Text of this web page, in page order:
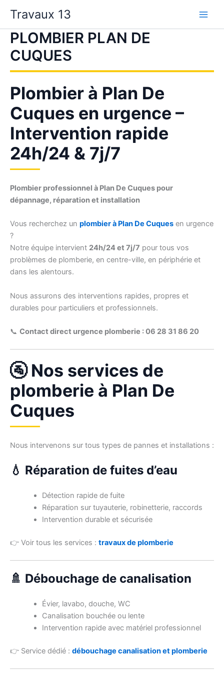
contenu
Travaux 13
PLOMBIER PLAN DE
CUQUES
Plombier à Plan De
Cuques en urgence –
Intervention rapide
24h/24 & 7j/7
Plombier professionnel à Plan De Cuques pour
dépannage, réparation et installation
Vous recherchez un plombier à Plan De Cuques en urgence
?
Notre équipe intervient 24h/24 et 7j/7 pour tous vos
problèmes de plomberie, en centre-ville, en périphérie et
dans les alentours.
Nous assurons des interventions rapides, propres et
durables pour particuliers et professionnels.
📞 Contact direct urgence plomberie : 06 28 31 86 20
🚰 Nos services de
plomberie à Plan De
Cuques
Nous intervenons sur tous types de pannes et installations :
💧 Réparation de fuites d’eau
Détection rapide de fuite
Réparation sur tuyauterie, robinetterie, raccords
Intervention durable et sécurisée
👉 Voir tous les services : travaux de plomberie
🚿 Débouchage de canalisation
Évier, lavabo, douche, WC
Canalisation bouchée ou lente
Intervention rapide avec matériel professionnel
👉 Service dédié : débouchage canalisation et plomberie